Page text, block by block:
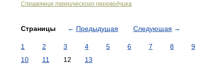
Справочник технического переводчика
Страницы ← Предыдущая Следующая →
1 2 3 4 5 6 7 8
9
10
11 12 13